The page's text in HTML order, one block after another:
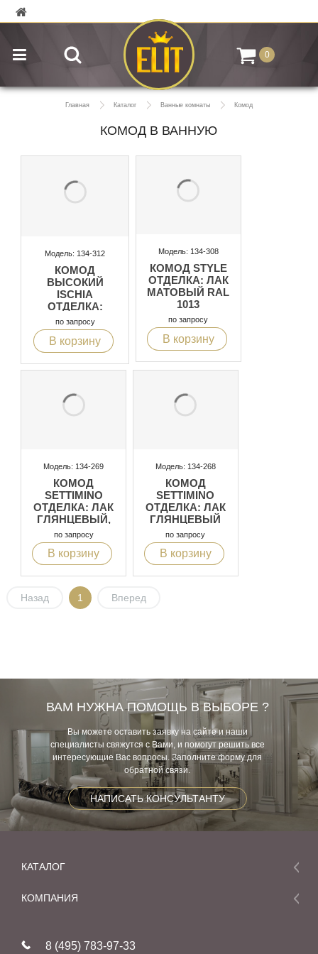
0
Главная Каталог Ванные комнаты Комод
КОМОД В ВАННУЮ
Модель: 134-312
КОМОД
ВЫСОКИЙ
ISCHIA
ОТДЕЛКА:
ОРЕХ С
ИНКРУСТАЦИЕЙ
по запросу
В корзину
Модель: 134-308
КОМОД STYLE
ОТДЕЛКА: ЛАК
МАТОВЫЙ RAL
1013
по запросу
В корзину
Модель: 134-269
КОМОД
SETTIMINO
ОТДЕЛКА: ЛАК
ГЛЯНЦЕВЫЙ,
СОСТАРЕННОЕ
СУСАЛЬНОЕ
СЕРЕБРО
по запросу
В корзину
Модель: 134-268
КОМОД
SETTIMINO
ОТДЕЛКА: ЛАК
ГЛЯНЦЕВЫЙ
MADREPERLA
CIPRIA И
CAPITONNE
по запросу
В корзину
Назад 1 Вперед
ВАМ НУЖНА ПОМОЩЬ В ВЫБОРЕ ?
Вы можете оставить заявку на сайте и наши
специалисты свяжутся с Вами, и помогут решить все
интересующие Вас вопросы. Заполните форму для
обратной связи.
НАПИСАТЬ КОНСУЛЬТАНТУ
КАТАЛОГ
Мебель
КОМПАНИЯ
Реставрация
8 (495) 783-97-33